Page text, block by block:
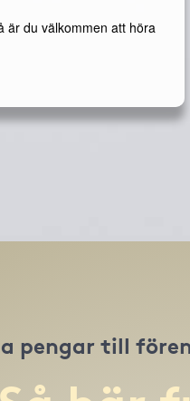
är du välkommen att höra
pengar till